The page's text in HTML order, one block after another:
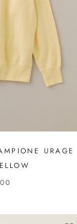
URAGE